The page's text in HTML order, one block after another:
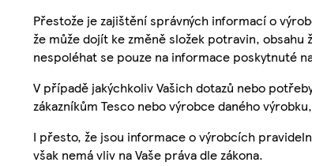
Přestože je zajištění správných informací o
že může dojít ke změně složek potravin,
nespoléhat se pouze na informace poskytnuté
V případě jakýchkoliv Vašich dotazů nebo
zákazníkům Tesco nebo výrobce daného
I přesto, že jsou informace o výrobcích
však nemá vliv na Vaše práva dle zákona.